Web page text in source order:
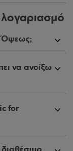
Όψεως;
να ανοίξω
for